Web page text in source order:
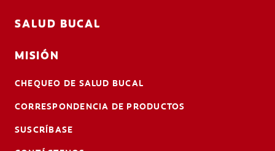
SALUD BUCAL
MISIÓN
CHEQUEO DE SALUD BUCAL
CORRESPONDENCIA DE PRODUCTOS
SUSCRÍBASE